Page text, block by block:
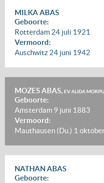
MILKA ABAS
Geboorte:
Rotterdam 24 juli 1921
Vermoord:
Auschwitz 24 juni 1942
MOZES ABAS, EV ALIDA
Geboorte:
Amsterdam 9 juni 1883
Vermoord:
Mauthausen (Du.) 1
NATHAN ABAS
Geboorte: